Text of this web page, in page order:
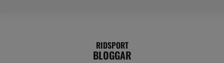
RIDSPORT
BLOGGAR